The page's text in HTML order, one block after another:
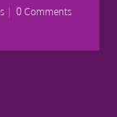
0 Comments